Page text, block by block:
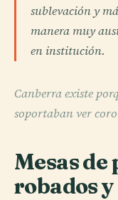
sublevación y
manera muy
en institución.
Canberra existe
soportaban ver
Mesas
robados